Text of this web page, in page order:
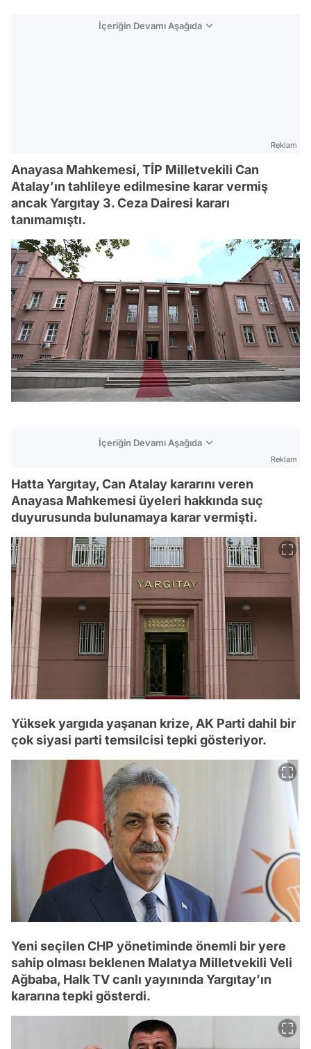
İçeriğin Devamı Aşağıda
Reklam
Anayasa Mahkemesi, TİP Milletvekili Can
Atalay’ın tahlileye edilmesine karar vermiş
ancak Yargıtay 3. Ceza Dairesi kararı
tanımamıştı.
İçeriğin Devamı Aşağıda
Reklam
Hatta Yargıtay, Can Atalay kararını veren
Anayasa Mahkemesi üyeleri hakkında suç
duyurusunda bulunamaya karar vermişti.
Yüksek yargıda yaşanan krize, AK Parti dahil bir
çok siyasi parti temsilcisi tepki gösteriyor.
Yeni seçilen CHP yönetiminde önemli bir yere
sahip olması beklenen Malatya Milletvekili Veli
Ağbaba, Halk TV canlı yayınında Yargıtay’ın
kararına tepki gösterdi.